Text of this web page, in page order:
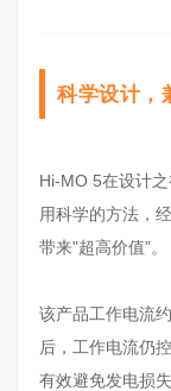
科学设计，
Hi-MO 5在设计
用科学的方法，
带来"超高价值”。
该产品工作电流
后，工作电流仍
有效避免发电损